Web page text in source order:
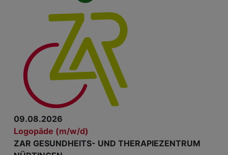
09.08.2026
Logopäde (m/w/d)
ZAR GESUNDHEITS- UND THERAPIEZENTRUM